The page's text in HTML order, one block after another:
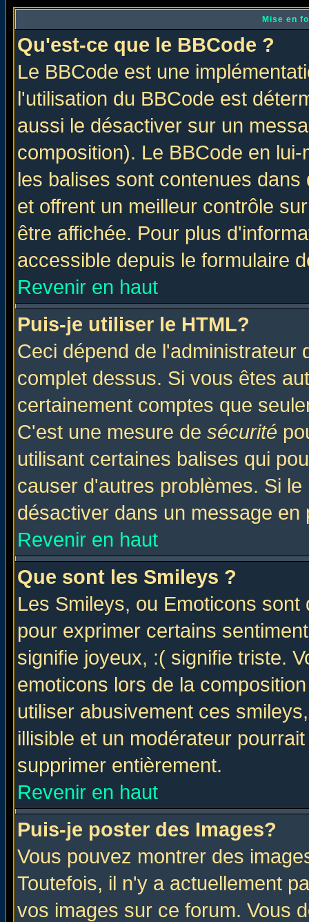
Mise en
Qu'est-ce que le BBCode ?
Le BBCode est une
l'utilisation du BBCode est
aussi le désactiver sur un
composition). Le BBCode en
les balises sont contenues
et offrent un meilleur contrôle
être affichée. Pour plus
accessible depuis le formulaire
Revenir en haut
Puis-je utiliser le HTML?
Ceci dépend de l'administrateur
complet dessus. Si vous êtes
certainement comptes que
C'est une mesure de sécurité
utilisant certaines balises qui
causer d'autres problèmes. Si
désactiver dans un message
Revenir en haut
Que sont les Smileys ?
Les Smileys, ou Emoticons
pour exprimer certains
signifie joyeux, :( signifie triste.
emoticons lors de la
utiliser abusivement ces
illisible et un modérateur
supprimer entièrement.
Revenir en haut
Puis-je poster des Images?
Vous pouvez montrer des
Toutefois, il n'y a actuellement
vos images sur ce forum. Vous